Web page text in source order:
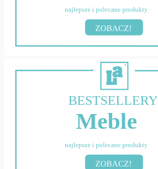
najlepsze i polecane produkty
ZOBACZ!
BESTSELLERY
Meble
najlepsze i polecane produkty
ZOBACZ!